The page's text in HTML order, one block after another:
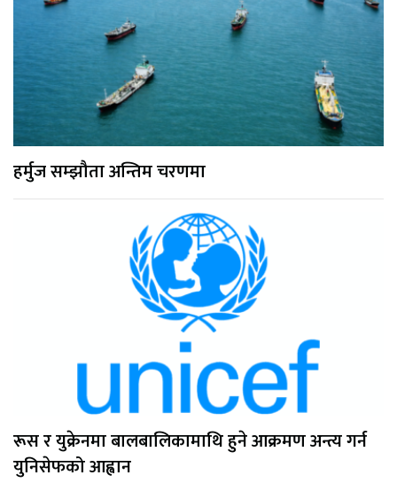
हर्मुज सम्झौता अन्तिम चरणमा
रूस र युक्रेनमा बालबालिकामाथि हुने आक्रमण अन्त्य गर्न
युनिसेफको आह्वान